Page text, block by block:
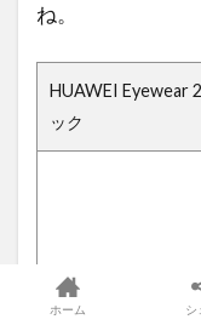
ね。
HUAWEI Eyewear
ック
ホーム シ